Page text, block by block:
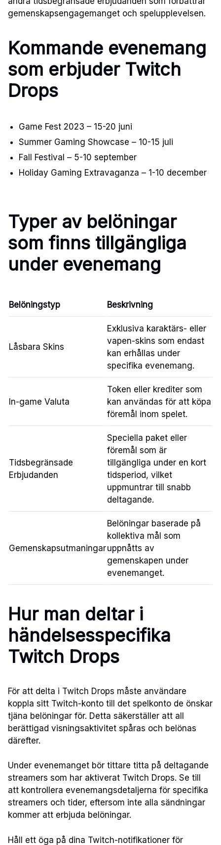
gemenskapsengagemanget och spelupplevelsen.
Kommande evenemang
som erbjuder Twitch
Drops
Game Fest 2023 – 15-20 juni
Summer Gaming Showcase – 10-15 juli
Fall Festival – 5-10 september
Holiday Gaming Extravaganza – 1-10 december
Typer av belöningar
som finns tillgängliga
under evenemang
Belöningstyp Beskrivning
Låsbara Skins
Exklusiva karaktärs- eller
vapen-skins som endast
kan erhållas under
specifika evenemang.
In-game Valuta
Token eller krediter som
kan användas för att köpa
föremål inom spelet.
Tidsbegränsade
Erbjudanden
Speciella paket eller
föremål som är
tillgängliga under en kort
tidsperiod, vilket
uppmuntrar till snabb
deltagande.
Gemenskapsutmaningar
Belöningar baserade på
kollektiva mål som
uppnåtts av
gemenskapen under
evenemanget.
Hur man deltar i
händelsesspecifika
Twitch Drops
För att delta i Twitch Drops måste användare
koppla sitt Twitch-konto till det spelkonto de önskar
tjäna belöningar för. Detta säkerställer att all
berättigad visningsaktivitet spåras och belönas
därefter.
Under evenemanget bör tittare titta på deltagande
streamers som har aktiverat Twitch Drops. Se till
att kontrollera evenemangsdetaljerna för specifika
streamers och tider, eftersom inte alla sändningar
kommer att erbjuda belöningar.
Håll ett öga på dina Twitch-notifikationer för